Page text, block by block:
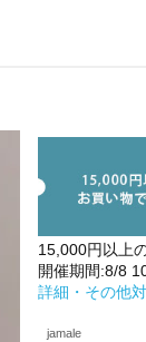
15,000円以上
開催期間:8/8
詳細・その他
jamale